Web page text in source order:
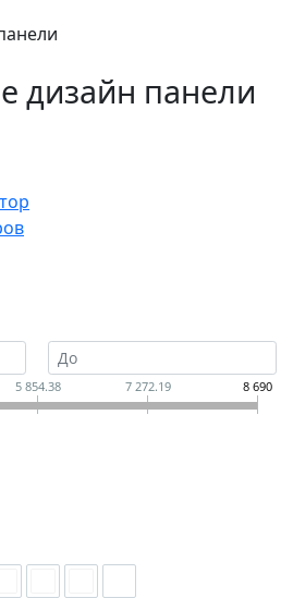
дизайн панели
5 854.38 7 272.19 8 690